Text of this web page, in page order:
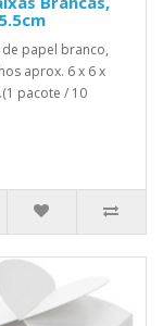
de papel branco,
aprox. 6 x 6 x
pacote / 10